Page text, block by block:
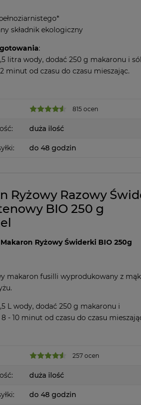
składnik ekologiczny
:
litra wody, dodać 250 g makaronu i
minut od czasu do czasu mieszając.
815 ocen
duża ilość
do 48 godzin
Ryżowy Razowy
BIO 250 g
Ryżowy Świderki BIO 250g
makaron fusilli wyprodukowany z
L wody, dodać 250 g makaronu i
- 10 minut od czasu do czasu
257 ocen
duża ilość
do 48 godzin